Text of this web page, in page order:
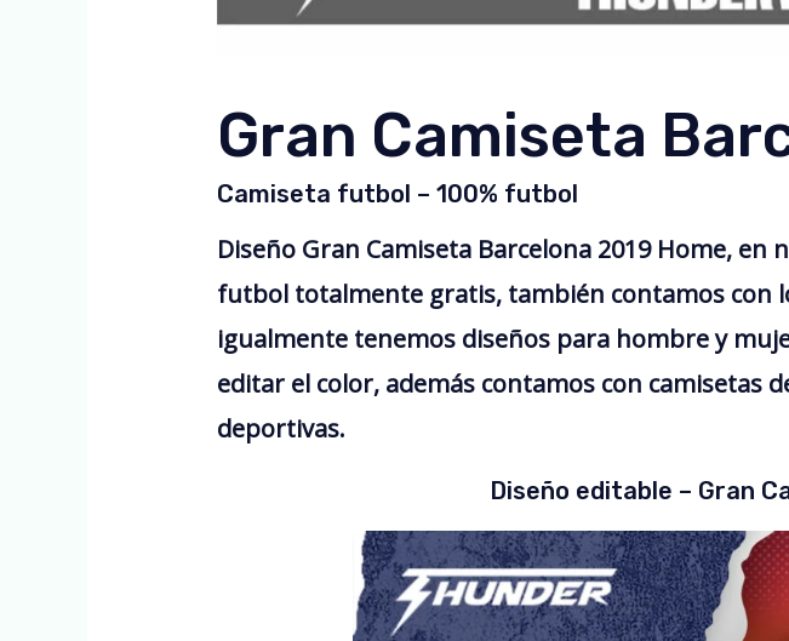
Gran Camiseta
Camiseta futbol – 100% futbol
Diseño Gran Camiseta Barcelona 2019 Home,
futbol totalmente gratis, también contamos con
igualmente tenemos diseños para hombre y
editar el color, además contamos con camisetas
deportivas.
Diseño editable – Gran